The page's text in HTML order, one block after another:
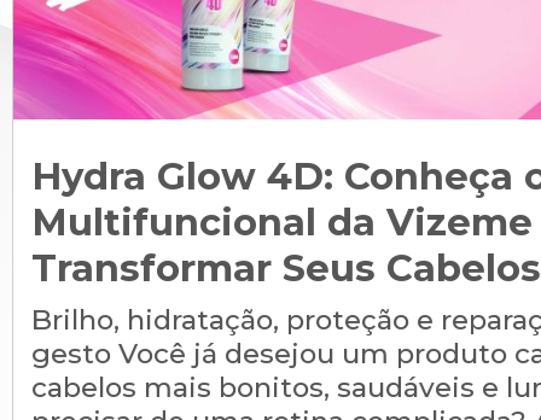
Hydra Glow 4D: Conheça
Multifuncional da Vizeme
Transformar Seus Cabelos
Brilho, hidratação, proteção e
gesto Você já desejou um produto
cabelos mais bonitos, saudáveis e